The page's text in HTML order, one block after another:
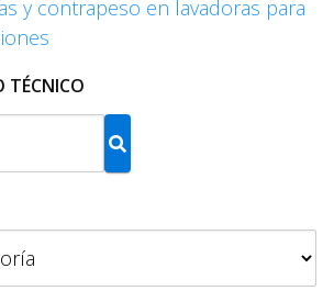
y contrapeso en lavadoras para
TÉCNICO